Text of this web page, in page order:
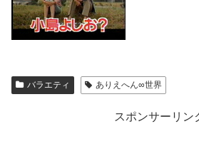
バラエティ ありえへん∞世界
スポンサーリン